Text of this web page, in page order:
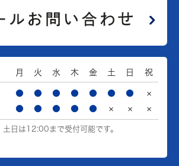
月 火 水 木 金 土 日 祝
● ● ● ● ● ● ●
×
● ● ● ● ● × × ×
日は12:00まで受付可能です。